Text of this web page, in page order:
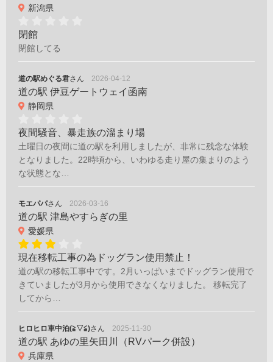
新潟県
閉館
閉館してる
道の駅めぐる君さん 2026-04-12
道の駅 伊豆ゲートウェイ函南
静岡県
夜間騒音、暴走族の溜まり場
土曜日の夜間に道の駅を利用しましたが、非常に残念な体験
となりました。22時頃から、いわゆる走り屋の集まりのよう
な状態とな…
モエパパさん 2026-03-16
道の駅 津島やすらぎの里
愛媛県
現在移転工事の為ドッグラン使用禁止！
道の駅の移転工事中です。2月いっぱいまでドッグラン使用で
きていましたが3月から使用できなくなりました。 移転完了
してから…
ヒロヒロ車中泊(≧▽≦)さん 2025-11-30
道の駅 あゆの里矢田川（RVパーク併設）
兵庫県